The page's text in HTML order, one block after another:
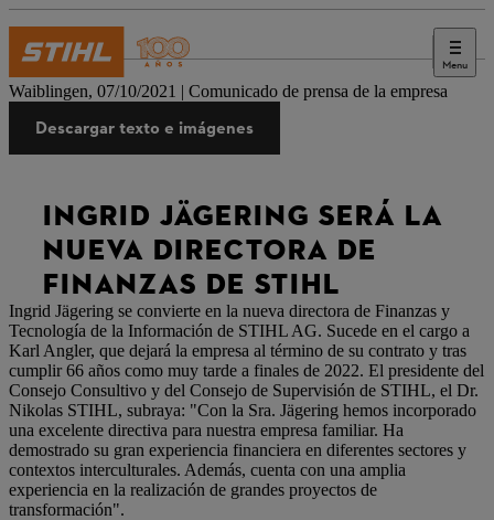
Menu
Prensa
Waiblingen, 07/10/2021 | Comunicado de prensa de la empresa
Descargar texto e imágenes
INGRID JÄGERING SERÁ LA
NUEVA DIRECTORA DE
FINANZAS DE STIHL
Ingrid Jägering se convierte en la nueva directora de Finanzas y
Tecnología de la Información de STIHL AG. Sucede en el cargo a
Karl Angler, que dejará la empresa al término de su contrato y tras
cumplir 66 años como muy tarde a finales de 2022. El presidente del
Consejo Consultivo y del Consejo de Supervisión de STIHL, el Dr.
Nikolas STIHL, subraya: "Con la Sra. Jägering hemos incorporado
una excelente directiva para nuestra empresa familiar. Ha
demostrado su gran experiencia financiera en diferentes sectores y
contextos interculturales. Además, cuenta con una amplia
experiencia en la realización de grandes proyectos de
transformación".